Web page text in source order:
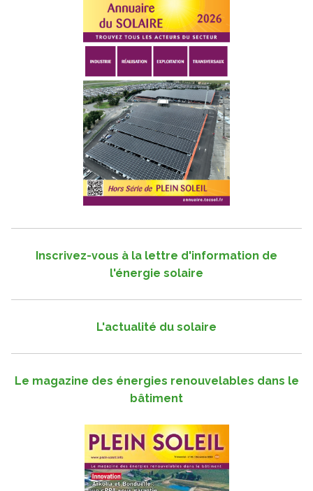
Inscrivez-vous à la lettre d'information de
l'énergie solaire
L'actualité du solaire
Le magazine des énergies renouvelables dans le
bâtiment